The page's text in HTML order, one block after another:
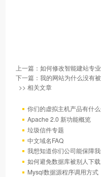
上一篇： 如何修改智能建站专
下一篇： 我的网站为什么没有
>> 相关文章
你们的虚拟主机产品有什
Apache 2.0 新功能概览
垃圾信件专题
中文域名FAQ
我想知道你们公司能保障
如何避免数据库被别人下
Mysql数据源程序调用方